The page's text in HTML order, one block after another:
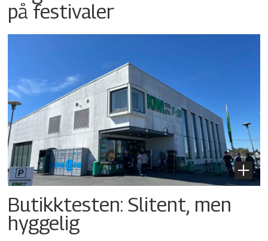
på festivaler
Butikktesten: Slitent, men
hyggelig